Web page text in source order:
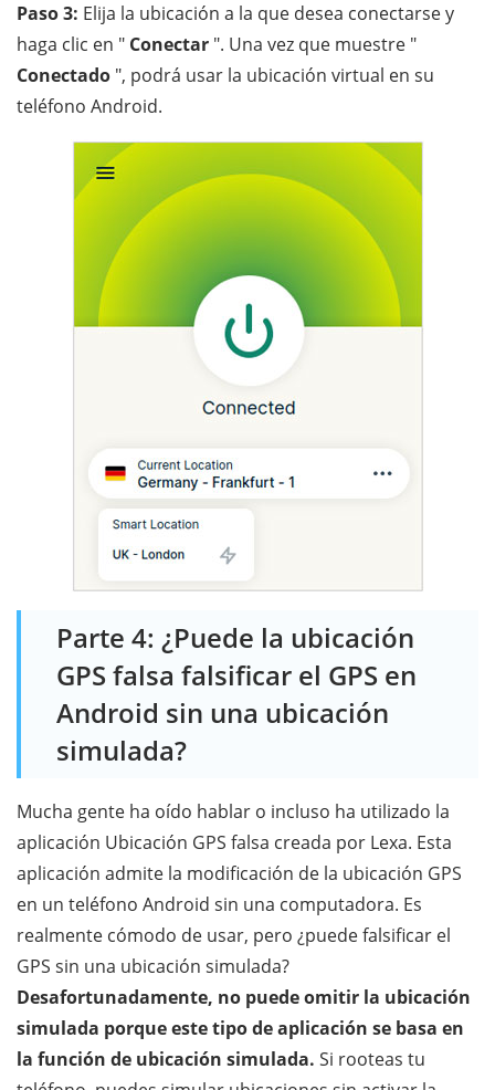
Paso 3: Elija la ubicación a la que desea conectarse y
haga clic en " Conectar ". Una vez que muestre "
Conectado ", podrá usar la ubicación virtual en su
teléfono Android.
Parte 4: ¿Puede la ubicación
GPS falsa falsificar el GPS en
Android sin una ubicación
simulada?
Mucha gente ha oído hablar o incluso ha utilizado la
aplicación Ubicación GPS falsa creada por Lexa. Esta
aplicación admite la modificación de la ubicación GPS
en un teléfono Android sin una computadora. Es
realmente cómodo de usar, pero ¿puede falsificar el
GPS sin una ubicación simulada?
Desafortunadamente, no puede omitir la ubicación
simulada porque este tipo de aplicación se basa en
la función de ubicación simulada. Si rooteas tu